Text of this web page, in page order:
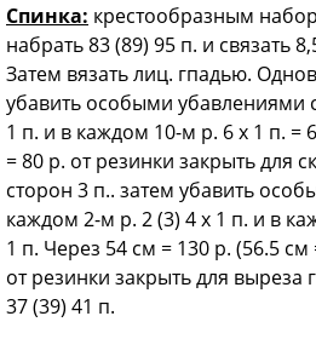
Спинка: крестообразным
набрать 83 (89) 95 п. и связать
Затем вязать лиц. гпадью.
убавить особыми убавлениями
1 п. и в каждом 10-м р. 6 х 1 п. =
= 80 р. от резинки закрыть для
сторон 3 п.. затем убавить
каждом 2-м р. 2 (3) 4 х 1 п. и в
1 п. Через 54 см = 130 р. (56.5 см
от резинки закрыть для
37 (39) 41 п.